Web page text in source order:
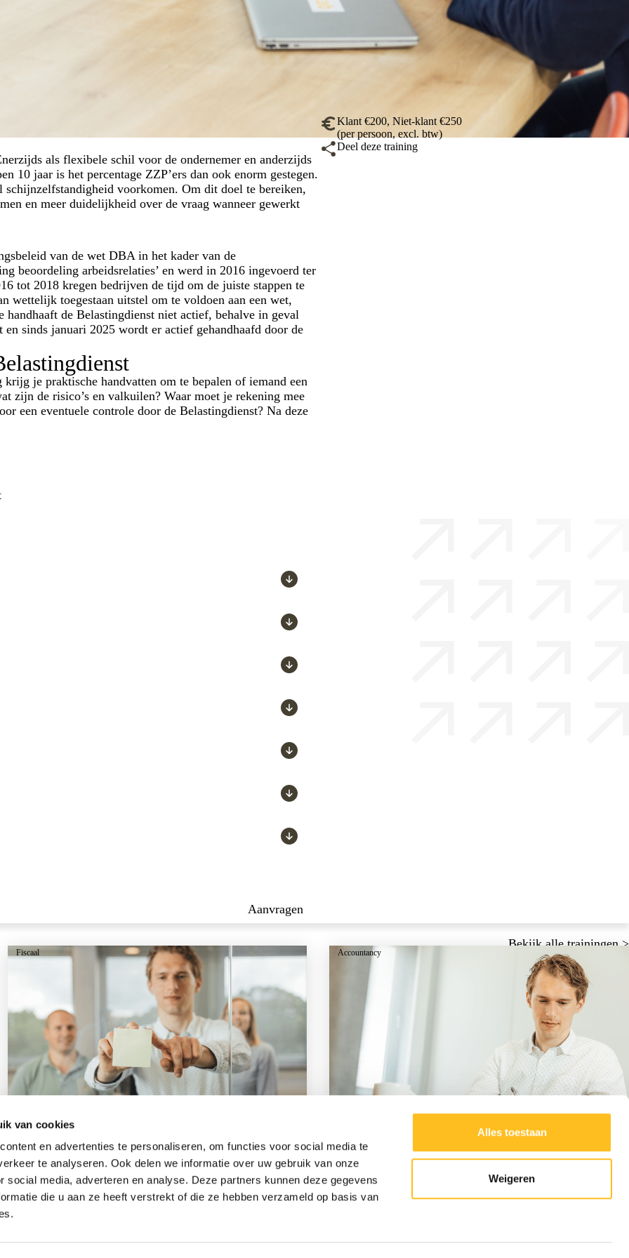
van cookies
en advertenties te personaliseren, om functies voor social media te
te analyseren. Ook delen we informatie over uw gebruik van onze
social media, adverteren en analyse. Deze partners kunnen deze gegevens
die u aan ze heeft verstrekt of die ze hebben verzameld op basis van
Alles toestaan
Weigeren
als flexibele schil voor de ondernemer en anderzijds
10 jaar is het percentage ZZP’ers dan ook enorm gestegen.
voorkomen. Om dit doel te bereiken,
en meer duidelijkheid over de vraag wanneer gewerkt
van de wet DBA in het kader van de
beoordeling arbeidsrelaties’ en werd in 2016 ingevoerd ter
tot 2018 kregen bedrijven de tijd om de juiste stappen te
wettelijk toegestaan uitstel om te voldoen aan een wet,
de Belastingdienst niet actief, behalve in geval
sinds januari 2025 wordt er actief gehandhaafd door de
je praktische handvatten om te bepalen of iemand een
zijn de risico’s en valkuilen? Waar moet je rekening mee
een eventuele controle door de Belastingdienst? Na deze
moet je rekening mee houden als je zzp-ers inzet. En komt
Aanvragen
Klant €200, Niet-klant €250
(per persoon, excl. btw)
Deel deze training
Bekijk alle trainingen >
Fiscaal
Training: Ondernemen en beleggen met
vastgoed
Bekijk training >
Accountancy
Training onderhanden projecten